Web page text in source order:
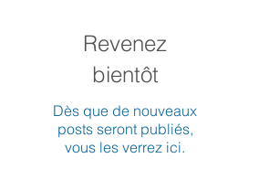
Revenez
bientôt
Dès que de nouveaux
posts seront publiés,
vous les verrez ici.